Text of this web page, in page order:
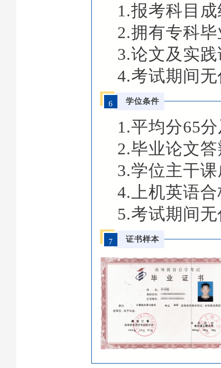
1.报考科目
2.拥有专科
3.论文及实
4.考试期间
6 学位条件
1.平均分65
2.毕业论文
3.学位主干
4.上机英语
5.考试期间
7 证书样本